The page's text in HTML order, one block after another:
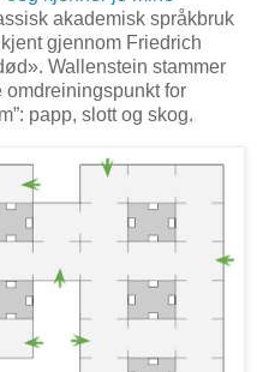
akademisk språkbruk
gjennom Friedrich
Wallenstein stammer
omdreiningspunkt for
papp, slott og skog.